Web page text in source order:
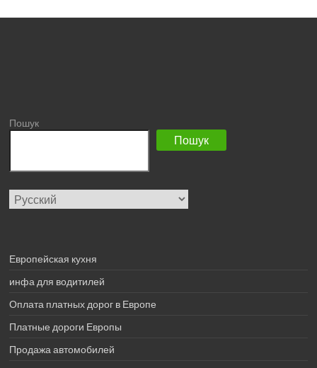
Пошук
Пошук
Выбрать
язык
Европейская кухня
инфа для водитилей
Оплата платных дорог в Европе
Платные дороги Европы
Продажа автомобилей